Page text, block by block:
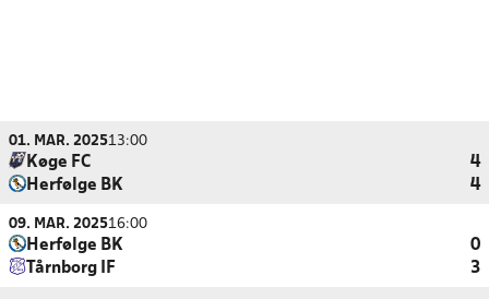
01. MAR. 202513:00
Køge FC
4
Herfølge BK
4
09. MAR. 202516:00
Herfølge BK
0
Tårnborg IF
3